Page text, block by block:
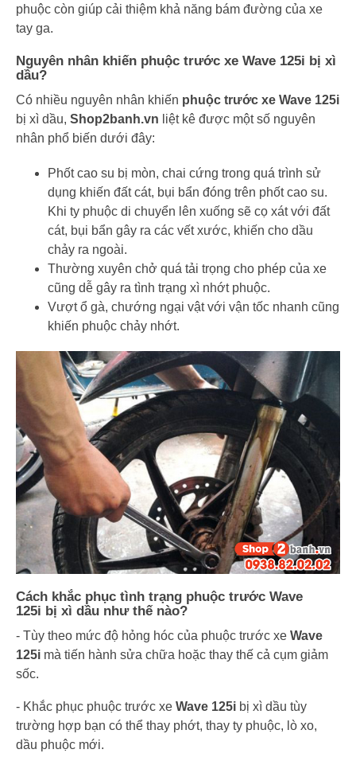
phuộc còn giúp cải thiệm khả năng bám đường của xe
tay ga.
Nguyên nhân khiến phuộc trước xe Wave 125i bị xì
dầu?
Có nhiều nguyên nhân khiến phuộc trước xe Wave 125i
bị xì dầu, Shop2banh.vn liệt kê được một số nguyên
nhân phổ biến dưới đây:
Phốt cao su bị mòn, chai cứng trong quá trình sử
dụng khiến đất cát, bụi bẩn đóng trên phốt cao su.
Khi ty phuộc di chuyển lên xuống sẽ cọ xát với đất
cát, bụi bẩn gây ra các vết xước, khiến cho dầu
chảy ra ngoài.
Thường xuyên chở quá tải trọng cho phép của xe
cũng dễ gây ra tình trạng xì nhớt phuộc.
Vượt ổ gà, chướng ngại vật với vận tốc nhanh cũng
khiến phuộc chảy nhớt.
Cách khắc phục tình trạng phuộc trước Wave
125i bị xì dầu như thế nào?
- Tùy theo mức độ hỏng hóc của phuộc trước xe Wave
125i mà tiến hành sửa chữa hoặc thay thế cả cụm giảm
sốc.
- Khắc phục phuộc trước xe Wave 125i bị xì dầu tùy
trường hợp bạn có thể thay phớt, thay ty phuộc, lò xo,
dầu phuộc mới.